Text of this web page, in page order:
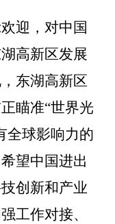
迎，对中国
高新区发展
东湖高新区
瞄准“世界光
全球影响力的
望中国进出
创新和产业
工作对接、